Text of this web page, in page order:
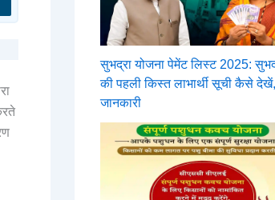
सुभद्रा योजना पेमेंट लिस्ट 2025:
की पहली किस्त लाभार्थी सूची कैसे
जानकारी